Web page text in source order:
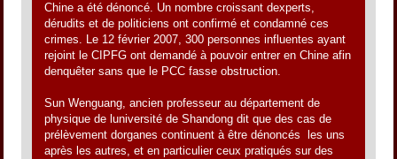
Chine a été dénoncé. Un nombre croissant dexperts,
dérudits et de politiciens ont confirmé et condamné ces
crimes. Le 12 février 2007, 300 personnes influentes ayant
rejoint le CIPFG ont demandé à pouvoir entrer en Chine afin
denquêter sans que le PCC fasse obstruction.
Sun Wenguang, ancien professeur au département de
physique de luniversité de Shandong dit que des cas de
prélèvement dorganes continuent à être dénoncés les uns
après les autres, et en particulier ceux pratiqués sur des